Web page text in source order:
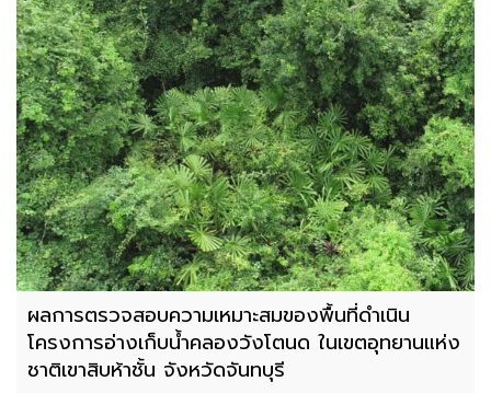
ผลการตรวจสอบความเหมาะสมของพื้นที่ดำเนิน
โครงการอ่างเก็บน้ำคลองวังโตนด ในเขตอุทยานแห่ง
ชาติเขาสิบห้าชั้น จังหวัดจันทบุรี